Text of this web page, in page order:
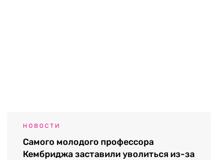
НОВОСТИ
Самого молодого профессора
Кембриджа заставили уволиться из-за